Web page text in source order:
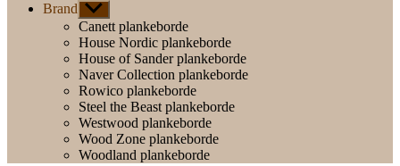
Brand Vis
undermenu
Canett plankeborde
House Nordic plankeborde
House of Sander plankeborde
Naver Collection plankeborde
Rowico plankeborde
Steel the Beast plankeborde
Westwood plankeborde
Wood Zone plankeborde
Woodland plankeborde